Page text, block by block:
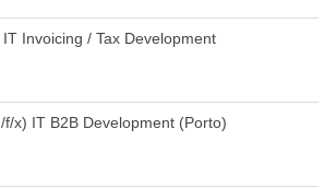
Invoicing / Tax Development
x) IT B2B Development (Porto)